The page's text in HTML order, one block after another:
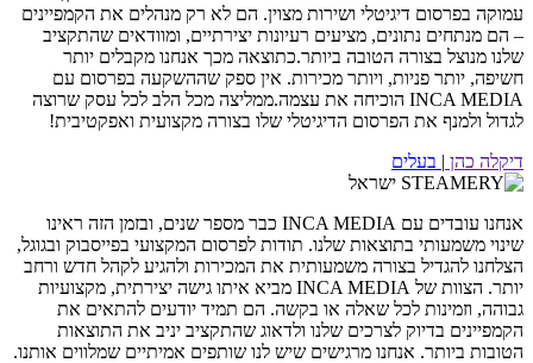
עמוקה בפרסום דיגיטלי ושירות מצוין. הם לא רק מנהלים את הקמפיינים
– הם מנתחים נתונים, מציעים רעיונות יצירתיים, ומוודאים שהתקציב
שלנו מנוצל בצורה הטובה ביותר.כתוצאה מכך אנחנו מקבלים יותר
חשיפה, יותר פניות, ויותר מכירות. אין ספק שההשקעה בפרסום עם
INCA MEDIA הוכיחה את עצמה.ממליצה מכל הלב לכל עסק שרוצה
לגדול ולמנף את הפרסום הדיגיטלי שלו בצורה מקצועית ואפקטיבית!
דיקלה כהן | בעלים
אנחנו עובדים עם INCA MEDIA כבר מספר שנים, ובזמן הזה ראינו
שינוי משמעותי בתוצאות שלנו. תודות לפרסום המקצועי בפייסבוק ובגוגל,
הצלחנו להגדיל בצורה משמעותית את המכירות ולהגיע לקהל חדש ורחב
יותר. הצוות של INCA MEDIA מביא איתו גישה יצירתית, מקצועיות
גבוהה, וזמינות לכל שאלה או בקשה. הם תמיד יודעים להתאים את
הקמפיינים בדיוק לצרכים שלנו ולדאוג שהתקציב יניב את התוצאות
הטובות ביותר. אנחנו מרגישים שיש לנו שותפים אמיתיים שמלווים אותנו.